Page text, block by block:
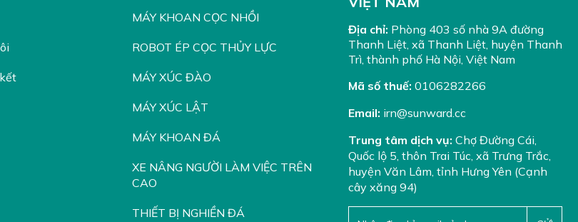
MÁY KHOAN CỌC NHỒI
ROBOT ÉP CỌC THỦY LỰC
MÁY XÚC ĐÀO
MÁY XÚC LẬT
MÁY KHOAN ĐÁ
XE NÂNG NGƯỜI LÀM VIỆC TRÊN
CAO
THIẾT BỊ NGHIỀN ĐÁ
Địa chỉ: Phòng 403 số nhà 9A đường
Thanh Liệt, xã Thanh Liệt, huyện Thanh
Trì, thành phố Hà Nội, Việt Nam
Mã số thuế: 0106282266
Email: irn@sunward.cc
Trung tâm dịch vụ: Chợ Đường Cái,
Quốc lộ 5, thôn Trai Túc, xã Trưng Trắc,
huyện Văn Lâm, tỉnh Hưng Yên (Cạnh
cây xăng 94)